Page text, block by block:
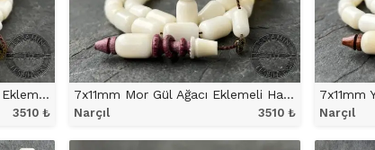
7x11mm Yeşil Pelesenk Ağacı Eklemeli Halkalı İmame ve Hitameli Narçıl Tesbih
3510 ₺
7x11mm Mor Gül Ağacı Eklemeli Halkalı İmame ve Hitameli Narçıl Tesbih
Narçıl 3510 ₺ Narçıl